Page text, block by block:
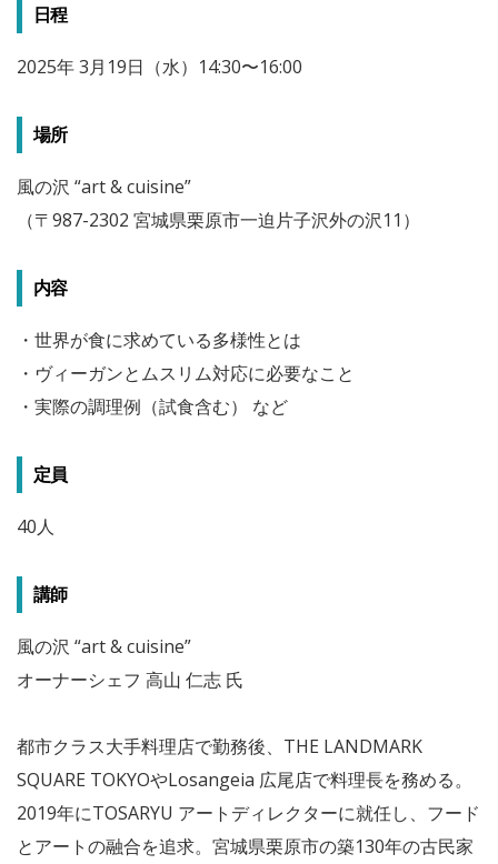
日程
2025年 3月19日（水）14:30〜16:00
場所
風の沢 “art & cuisine”
（〒987-2302 宮城県栗原市一迫片子沢外の沢11）
内容
・世界が食に求めている多様性とは
・ヴィーガンとムスリム対応に必要なこと
・実際の調理例（試食含む） など
定員
40人
講師
風の沢 “art & cuisine”
オーナーシェフ 高山 仁志 氏
都市クラス大手料理店で勤務後、THE LANDMARK
SQUARE TOKYOやLosangeia 広尾店で料理長を務める。
2019年にTOSARYU アートディレクターに就任し、フード
とアートの融合を追求。宮城県栗原市の築130年の古民家